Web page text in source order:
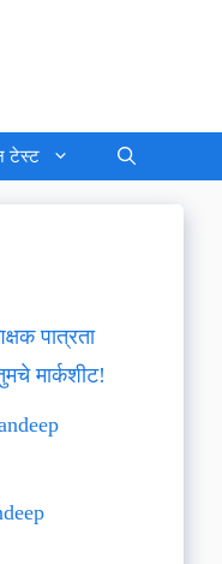
टेस्ट
पात्रता
मार्कशीट!